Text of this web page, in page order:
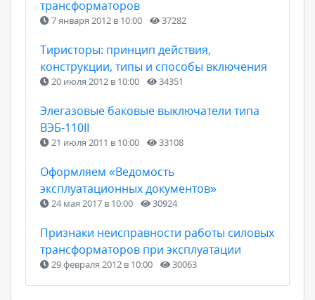
трансформаторов
7 января 2012 в 10:00 37282
Тиристоры: принцип действия,
конструкции, типы и способы включения
20 июля 2012 в 10:00 34351
Элегазовые баковые выключатели типа
ВЭБ-110II
21 июля 2011 в 10:00 33108
Оформляем «Ведомость
эксплуатационных документов»
24 мая 2017 в 10:00 30924
Признаки неисправности работы силовых
трансформаторов при эксплуатации
29 февраля 2012 в 10:00 30063